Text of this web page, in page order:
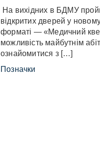
На вихідних в БДМУ
відкритих дверей у
форматі — «Медичний
можливість майбутнім
ознайомитися з […]
Позначки